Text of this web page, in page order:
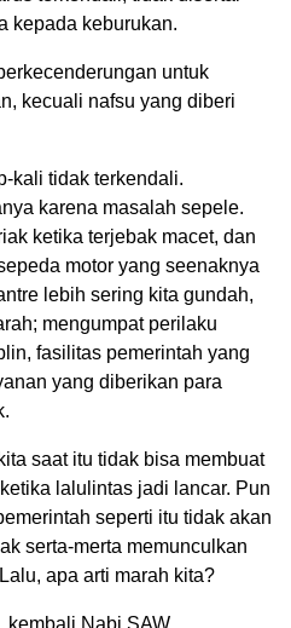
kepada keburukan.
untuk
kecuali nafsu yang diberi
kali tidak terkendali.
karena masalah sepele.
ketika terjebak macet, dan
motor yang seenaknya
lebih sering kita gundah,
mengumpat perilaku
fasilitas pemerintah yang
yang diberikan para
saat itu tidak bisa membuat
lalulintas jadi lancar. Pun
seperti itu tidak akan
serta-merta memunculkan
apa arti marah kita?